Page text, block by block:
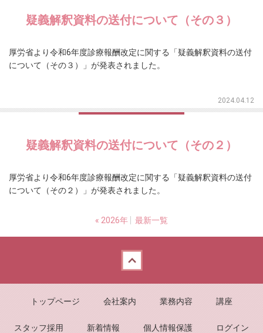
疑義解釈資料の送付について（その３）
厚労省より令和6年度診療報酬改定に関する「疑義解釈資料の送付
について（その３）」が発表されました。
2024.04.12
疑義解釈資料の送付について（その２）
厚労省より令和6年度診療報酬改定に関する「疑義解釈資料の送付
について（その２）」が発表されました。
« 2026年 最新一覧
トップページ 会社案内 業務内容 講座
スタッフ採用 新着情報 個人情報保護 ログイン